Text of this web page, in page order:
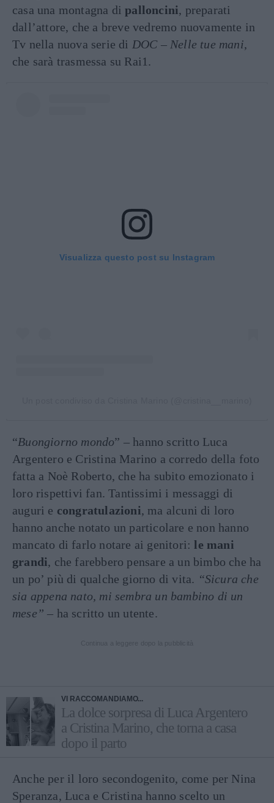
casa una montagna dipalloncini, preparati
dall’attore, che a breve vedremo nuovamente in
Tv nella nuova serie di DOC – Nelle tue mani,
che sarà trasmessa su Rai1.
Visualizza questo post su Instagram
“Buongiorno mondo” – hanno scritto Luca
Argentero e Cristina Marino a corredo della foto
fatta a Noè Roberto, che ha subito emozionato i
loro rispettivi fan. Tantissimi i messaggi di
auguri e congratulazioni, ma alcuni di loro
hanno anche notato un particolare e non hanno
mancato di farlo notare ai genitori: le mani
grandi, che farebbero pensare a un bimbo che ha
un po’ più di qualche giorno di vita. “Sicura che
sia appena nato, mi sembra un bambino di un
mese” – ha scritto un utente.
VI RACCOMANDIAMO...
La dolce sorpresa di Luca Argentero
a Cristina Marino, che torna a casa
dopo il parto
Anche per il loro secondogenito, come per Nina
Speranza, Luca e Cristina hanno scelto un